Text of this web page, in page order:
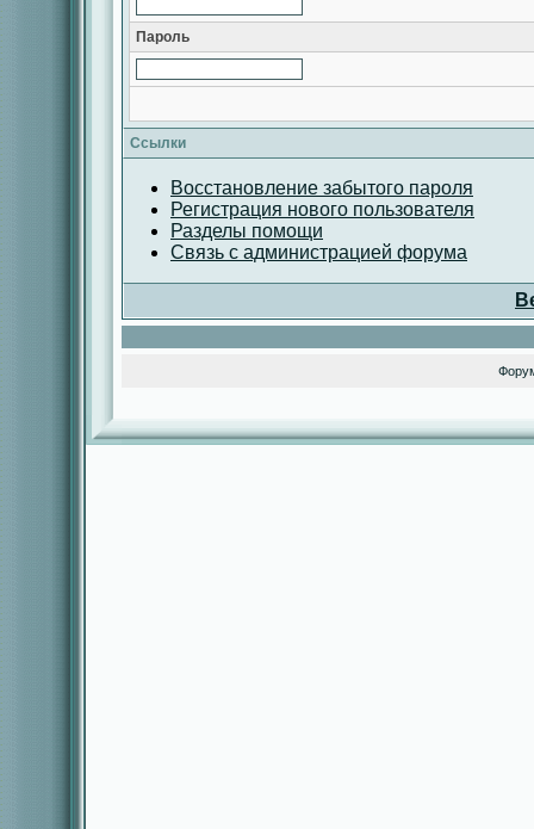
Пароль
Ссылки
Восстановление забытого пароля
Регистрация нового пользователя
Разделы помощи
Связь с администрацией форума